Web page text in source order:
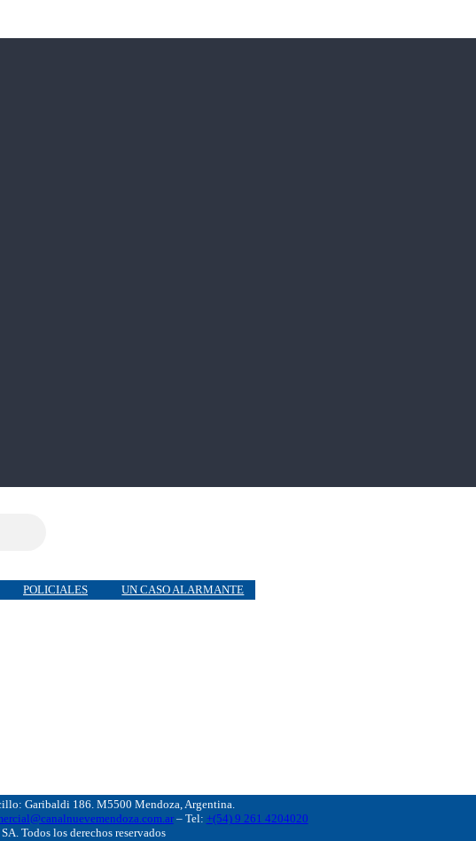
POLICIALES UN CASO ALARMANTE
Garibaldi 186. M5500 Mendoza, Argentina.
– Tel: +(54) 9 261 4204020
Todos los derechos reservados